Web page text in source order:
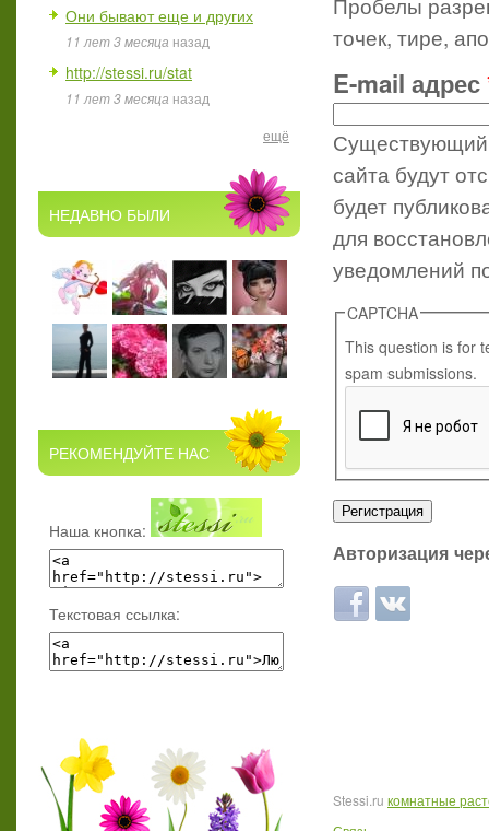
Они бывают еще и других
11 лет 3 месяца назад
http://stessi.ru/stat
11 лет 3 месяца назад
ещё
НЕДАВНО БЫЛИ
РЕКОМЕНДУЙТЕ НАС
Наша кнопка:
Текстовая ссылка:
точек, тире,
E-mail адрес
Существующий
сайта будут
будет
для
уведомлений
CAPTCHA
This question is for
spam submissions.
Авторизация
Login with Facebook
Login with
Stessi.ru комнатные